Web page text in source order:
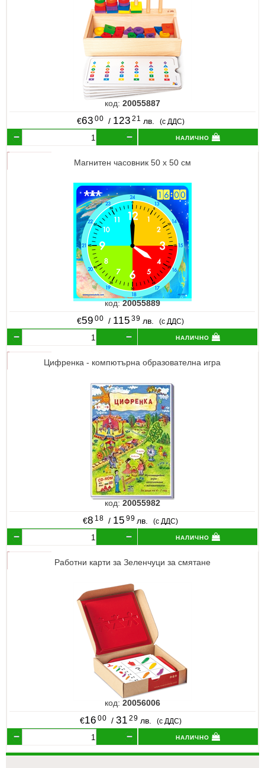
код: 20055887
€63 00 / 123 21 лв. (с ДДС)
налично
Магнитен часовник 50 х 50 см
код:20055889
€59 00 / 115 39 лв. (с ДДС)
налично
Цифренка - компютърна образователна игра
код:20055982
€8 18 / 15 99 лв. (с ДДС)
налично
Работни карти за Зеленчуци за смятане
код: 20056006
€16 00 /31 29 лв. (с ДДС)
налично